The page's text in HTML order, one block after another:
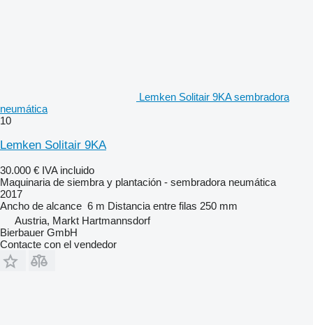
Lemken Solitair 9KA sembradora
neumática
10
Lemken Solitair 9KA
30.000 € IVA incluido
Maquinaria de siembra y plantación - sembradora neumática
2017
Ancho de alcance 6 m Distancia entre filas 250 mm
Austria, Markt Hartmannsdorf
Bierbauer GmbH
Contacte con el vendedor